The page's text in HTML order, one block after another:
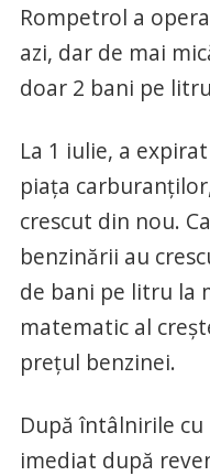
Rompetrol a
azi, dar de mai
doar 2 bani pe
La 1 iulie, a
piața
crescut din nou.
benzinării au
de bani pe litru la
matematic al
prețul benzinei.
După întâlnirile
imediat după